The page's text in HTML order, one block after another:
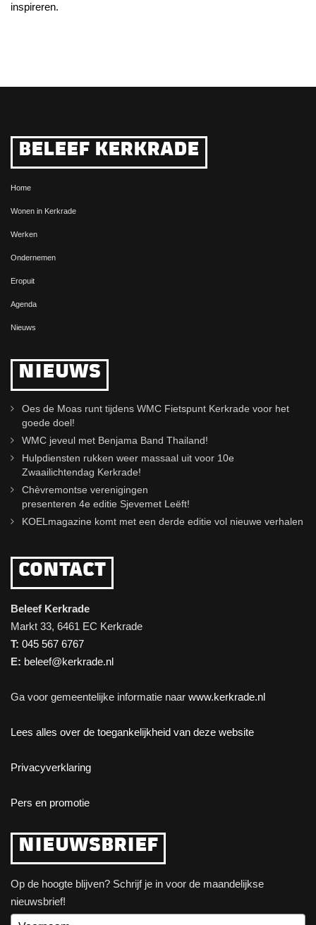
inspireren.
BELEEF KERKRADE
Home
Wonen in Kerkrade
Werken
Ondernemen
Eropuit
Agenda
Nieuws
NIEUWS
Oes de Moas runt tijdens WMC Fietspunt Kerkrade voor het
goede doel!
WMC jeveul met Benjama Band Thailand!
Hulpdiensten rukken weer massaal uit voor 10e
Zwaailichtendag Kerkrade!
Chèvremontse verenigingen
presenteren 4e editie Sjevemet Leëft!
KOELmagazine komt met een derde editie vol nieuwe verhalen
CONTACT
Beleef Kerkrade
Markt 33, 6461 EC Kerkrade
T: 045 567 6767
E: beleef@kerkrade.nl
Ga voor gemeentelijke informatie naar www.kerkrade.nl
Lees alles over de toegankelijkheid van deze website
Privacyverklaring
Pers en promotie
NIEUWSBRIEF
Op de hoogte blijven? Schrijf je in voor de maandelijkse
nieuwsbrief!